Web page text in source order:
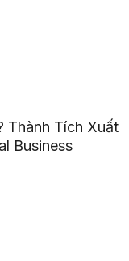
Thành Tích Xuất
Business